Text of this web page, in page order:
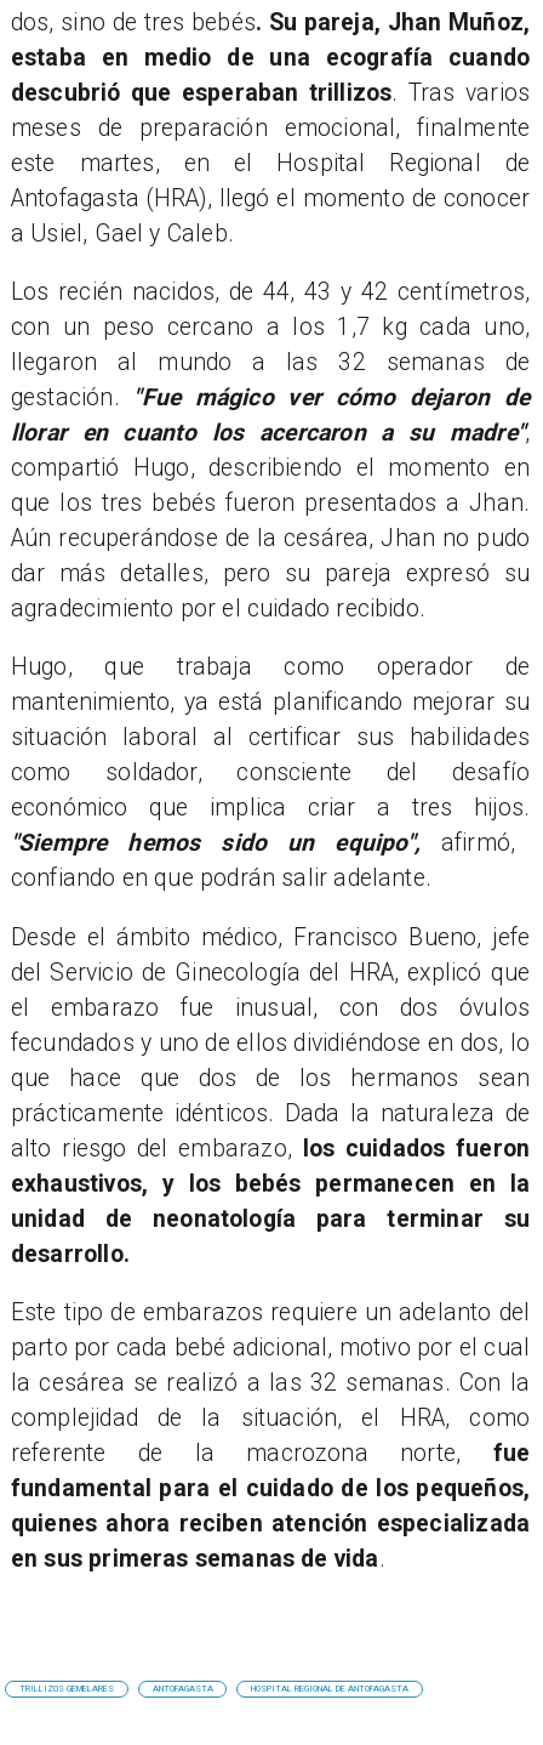
dos, sino de tres bebés. Su pareja, Jhan Muñoz,
estaba en medio de una ecografía cuando
descubrió que esperaban trillizos. Tras varios
meses de preparación emocional, finalmente
este martes, en el Hospital Regional de
Antofagasta (HRA), llegó el momento de conocer
a Usiel, Gael y Caleb.
Los recién nacidos, de 44, 43 y 42 centímetros,
con un peso cercano a los 1,7 kg cada uno,
llegaron al mundo a las 32 semanas de
gestación. "Fue mágico ver cómo dejaron de
llorar en cuanto los acercaron a su madre",
compartió Hugo, describiendo el momento en
que los tres bebés fueron presentados a Jhan.
Aún recuperándose de la cesárea, Jhan no pudo
dar más detalles, pero su pareja expresó su
agradecimiento por el cuidado recibido.
Hugo, que trabaja como operador de
mantenimiento, ya está planificando mejorar su
situación laboral al certificar sus habilidades
como soldador, consciente del desafío
económico que implica criar a tres hijos.
"Siempre hemos sido un equipo", afirmó,
confiando en que podrán salir adelante.
Desde el ámbito médico, Francisco Bueno, jefe
del Servicio de Ginecología del HRA, explicó que
el embarazo fue inusual, con dos óvulos
fecundados y uno de ellos dividiéndose en dos, lo
que hace que dos de los hermanos sean
prácticamente idénticos. Dada la naturaleza de
alto riesgo del embarazo,
los cuidados fueron
exhaustivos, y los bebés permanecen en la
unidad de neonatología para terminar su
desarrollo.
Este tipo de embarazos requiere un adelanto del
parto por cada bebé adicional, motivo por el cual
la cesárea se realizó a las 32 semanas. Con la
complejidad de la situación, el HRA, como
referente de la macrozona norte, fue
fundamental para el cuidado de los pequeños,
quienes ahora reciben atención especializada
en sus primeras semanas de vida.
TRILLIZOS GEMELARES ANTOFAGASTA HOSPITAL REGIONAL DE ANTOFAGASTA